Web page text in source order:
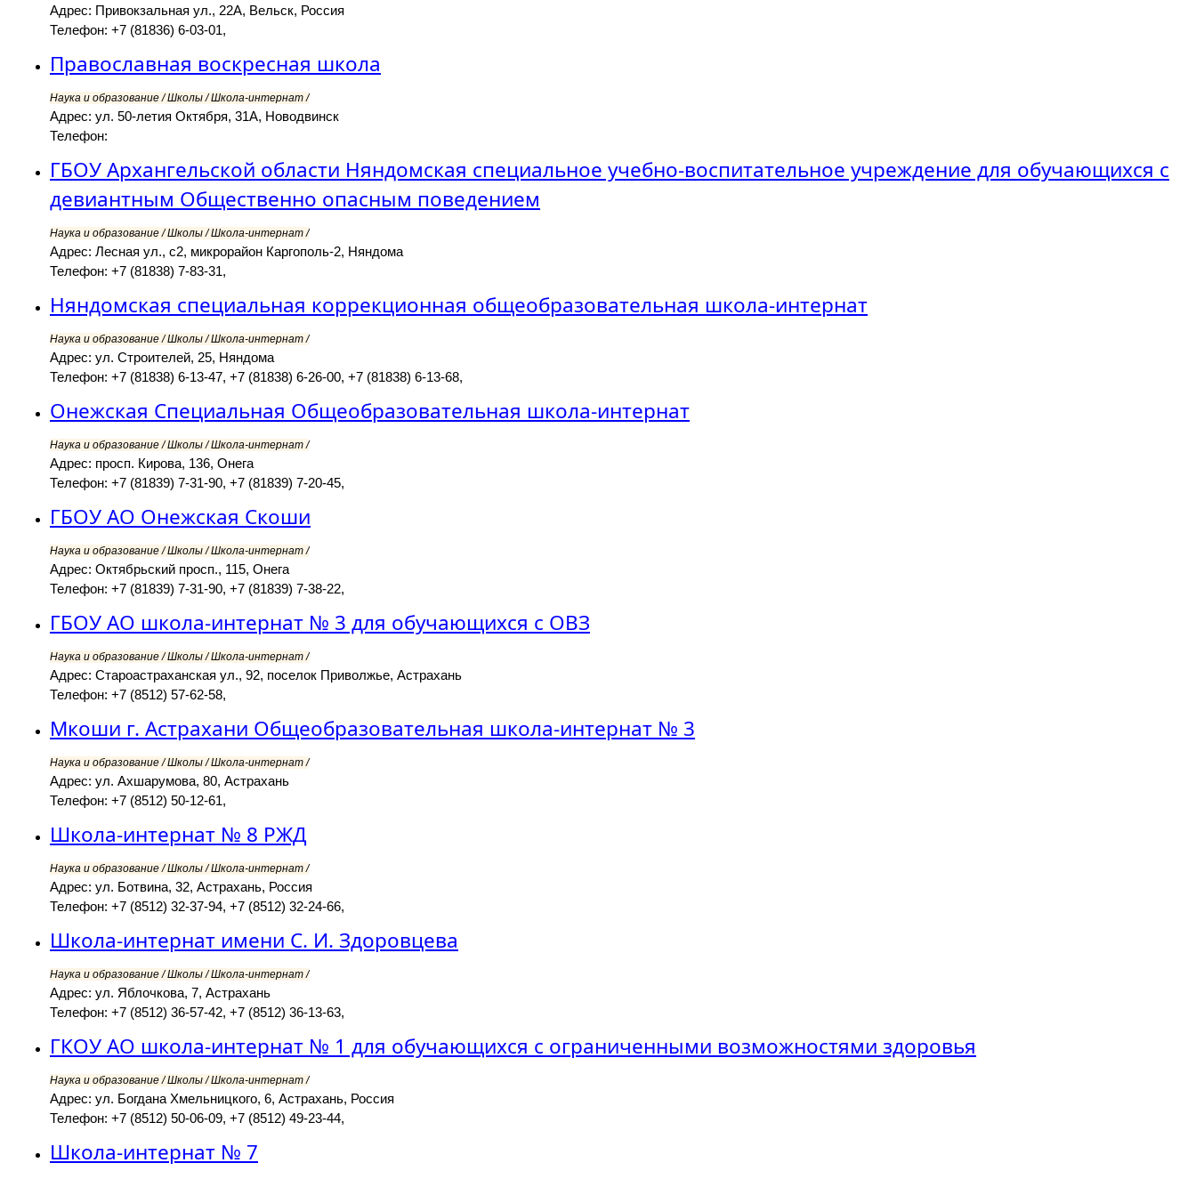
Адрес: Привокзальная ул., 22А, Вельск, Россия
Телефон: +7 (81836) 6-03-01,
Православная воскресная школа
Наука и образование / Школы / Школа-интернат /
Адрес: ул. 50-летия Октября, 31А, Новодвинск
Телефон:
ГБОУ Архангельской области Няндомская специальное учебно-воспитательное учреждение для обучающихся с
девиантным Общественно опасным поведением
Наука и образование / Школы / Школа-интернат /
Адрес: Лесная ул., с2, микрорайон Каргополь-2, Няндома
Телефон: +7 (81838) 7-83-31,
Няндомская специальная коррекционная общеобразовательная школа-интернат
Наука и образование / Школы / Школа-интернат /
Адрес: ул. Строителей, 25, Няндома
Телефон: +7 (81838) 6-13-47, +7 (81838) 6-26-00, +7 (81838) 6-13-68,
Онежская Специальная Общеобразовательная школа-интернат
Наука и образование / Школы / Школа-интернат /
Адрес: просп. Кирова, 136, Онега
Телефон: +7 (81839) 7-31-90, +7 (81839) 7-20-45,
ГБОУ АО Онежская Скоши
Наука и образование / Школы / Школа-интернат /
Адрес: Октябрьский просп., 115, Онега
Телефон: +7 (81839) 7-31-90, +7 (81839) 7-38-22,
ГБОУ АО школа-интернат № 3 для обучающихся с ОВЗ
Наука и образование / Школы / Школа-интернат /
Адрес: Староастраханская ул., 92, поселок Приволжье, Астрахань
Телефон: +7 (8512) 57-62-58,
Мкоши г. Астрахани Общеобразовательная школа-интернат № 3
Наука и образование / Школы / Школа-интернат /
Адрес: ул. Ахшарумова, 80, Астрахань
Телефон: +7 (8512) 50-12-61,
Школа-интернат № 8 РЖД
Наука и образование / Школы / Школа-интернат /
Адрес: ул. Ботвина, 32, Астрахань, Россия
Телефон: +7 (8512) 32-37-94, +7 (8512) 32-24-66,
Школа-интернат имени С. И. Здоровцева
Наука и образование / Школы / Школа-интернат /
Адрес: ул. Яблочкова, 7, Астрахань
Телефон: +7 (8512) 36-57-42, +7 (8512) 36-13-63,
ГКОУ АО школа-интернат № 1 для обучающихся с ограниченными возможностями здоровья
Наука и образование / Школы / Школа-интернат /
Адрес: ул. Богдана Хмельницкого, 6, Астрахань, Россия
Телефон: +7 (8512) 50-06-09, +7 (8512) 49-23-44,
Школа-интернат № 7